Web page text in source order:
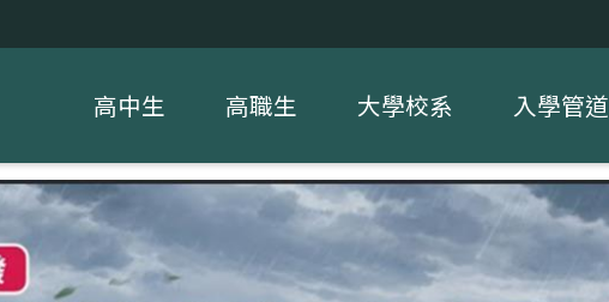
高中生 高職生 大學校系 入學管道